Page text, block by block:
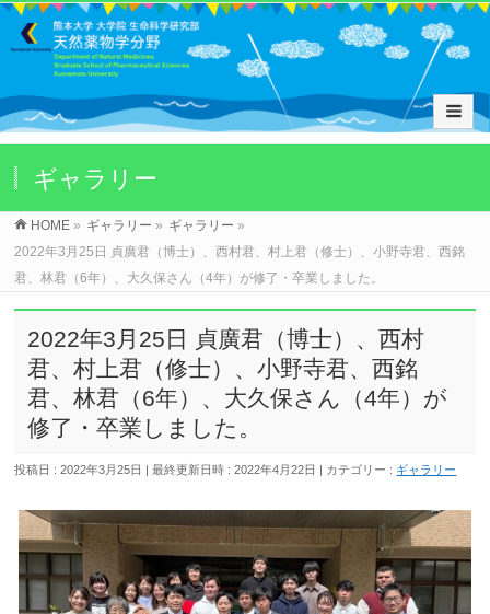
ギャラリー
HOME » ギャラリー » ギャラリー »
2022年3月25日 貞廣君（博士）、西村君、村上君（修士）、小野寺君、西銘
君、林君（6年）、大久保さん（4年）が修了・卒業しました。
2022年3月25日 貞廣君（博士）、西村
君、村上君（修士）、小野寺君、西銘
君、林君（6年）、大久保さん（4年）が
修了・卒業しました。
投稿日 : 2022年3月25日 最終更新日時 : 2022年4月22日 カテゴリー : ギャラリー